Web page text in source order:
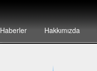
Haberler Hakkımızda